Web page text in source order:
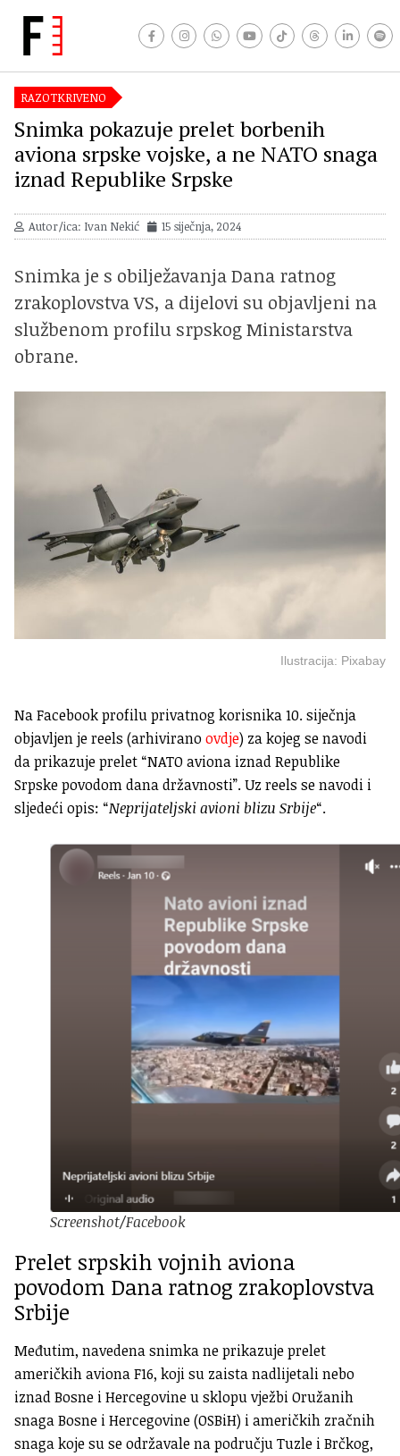
RAZOTKRIVENO
Snimka pokazuje prelet borbenih
aviona srpske vojske, a ne NATO snaga
iznad Republike Srpske
Autor/ica: Ivan Nekić 15 siječnja, 2024
Snimka je s obilježavanja Dana ratnog
zrakoplovstva VS, a dijelovi su objavljeni na
službenom profilu srpskog Ministarstva
obrane.
Ilustracija: Pixabay
Na Facebook profilu privatnog korisnika 10. siječnja
objavljen je reels (arhiviranoovdje) za kojeg se navodi
da prikazuje prelet “NATO aviona iznad Republike
Srpske povodom dana državnosti”. Uz reels se navodi i
sljedeći opis: “Neprijateljski avioni blizu Srbije“.
Screenshot/Facebook
Prelet srpskih vojnih aviona
povodom Dana ratnog zrakoplovstva
Srbije
Međutim, navedena snimka ne prikazuje prelet
američkih aviona F16, koji su zaista nadlijetali nebo
iznad Bosne i Hercegovine u sklopu vježbi Oružanih
snaga Bosne i Hercegovine (OSBiH) i američkih zračnih
snaga koje su se održavale na području Tuzle i Brčkog,